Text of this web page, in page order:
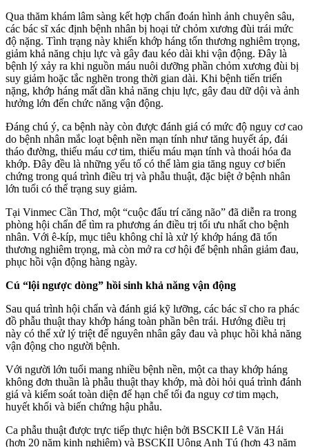
Qua thăm khám lâm sàng kết hợp chẩn đoán hình ảnh chuyên sâu,
các bác sĩ xác định bệnh nhân bị hoại tử chỏm xương đùi trái mức
độ nặng. Tình trạng này khiến khớp háng tổn thương nghiêm trọng,
giảm khả năng chịu lực và gây đau kéo dài khi vận động. Đây là
bệnh lý xảy ra khi nguồn máu nuôi dưỡng phần chỏm xương đùi bị
suy giảm hoặc tắc nghẽn trong thời gian dài. Khi bệnh tiến triển
nặng, khớp háng mất dần khả năng chịu lực, gây đau dữ dội và ảnh
hưởng lớn đến chức năng vận động.
Đáng chú ý, ca bệnh này còn được đánh giá có mức độ nguy cơ cao
do bệnh nhân mắc loạt bệnh nền mạn tính như tăng huyết áp, đái
tháo đường, thiếu máu cơ tim, thiếu máu mạn tính và thoái hóa đa
khớp. Đây đều là những yếu tố có thể làm gia tăng nguy cơ biến
chứng trong quá trình điều trị và phẫu thuật, đặc biệt ở bệnh nhân
lớn tuổi có thể trạng suy giảm.
Tại Vinmec Cần Thơ, một “cuộc đấu trí căng não” đã diễn ra trong
phòng hội chẩn để tìm ra phương án điều trị tối ưu nhất cho bệnh
nhân. Với ê-kíp, mục tiêu không chỉ là xử lý khớp háng đã tổn
thương nghiêm trọng, mà còn mở ra cơ hội để bệnh nhân giảm đau,
phục hồi vận động hàng ngày.
Cú “lội ngược dòng” hồi sinh khả năng vận động
Sau quá trình hội chẩn và đánh giá kỹ lưỡng, các bác sĩ cho ra phác
đồ phẫu thuật thay khớp háng toàn phần bên trái. Hướng điều trị
này có thể xử lý triệt để nguyên nhân gây đau và phục hồi khả năng
vận động cho người bệnh.
Với người lớn tuổi mang nhiều bệnh nền, một ca thay khớp háng
không đơn thuần là phẫu thuật thay khớp, mà đòi hỏi quá trình đánh
giá và kiểm soát toàn diện để hạn chế tối đa nguy cơ tim mạch,
huyết khối và biến chứng hậu phẫu.
Ca phẫu thuật được trực tiếp thực hiện bởi BSCKII Lê Văn Hái
(hơn 20 năm kinh nghiệm) và BSCKII Uông Anh Tú (hơn 43 năm